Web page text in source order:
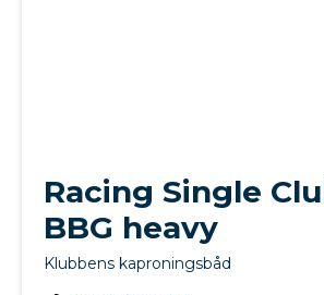
Racing Single
BBG heavy
Klubbens kaproningsbåd